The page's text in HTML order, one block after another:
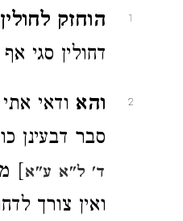
1 הוחזק
דחולין סגי
2 והא ודאי
סבר דבעינן
ד' ל"א ע"א]
ואין צורך